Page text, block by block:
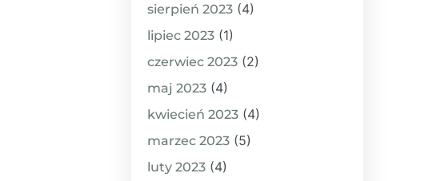
sierpień 2023 (4)
lipiec 2023 (1)
czerwiec 2023 (2)
maj 2023 (4)
kwiecień 2023 (4)
marzec 2023 (5)
luty 2023 (4)